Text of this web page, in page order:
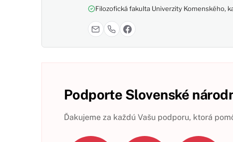
Filozofická fakulta Univerzity Komenského,
Podporte Slovenské
Ďakujeme za každú Vašu podporu, ktorá